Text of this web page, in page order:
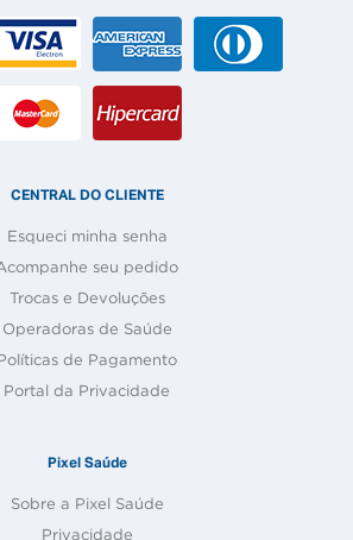
CENTRAL DO CLIENTE
Esqueci minha senha
seu pedido
Trocas e Devoluções
Operadoras de Saúde
Políticas de Pagamento
Portal da Privacidade
Pixel Saúde
Sobre a Pixel Saúde
Privacidade